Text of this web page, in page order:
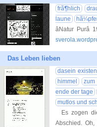
frã¶hlich
laune
âNatur
Das Leben lieben
dasein
himmel
zum
ende der tage
mutlos und
Es zogen
Abschied.